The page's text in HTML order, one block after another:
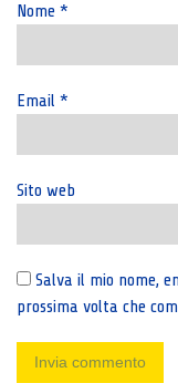
Nome *
Email *
Sito web
Salva il mio nome,
prossima volta che